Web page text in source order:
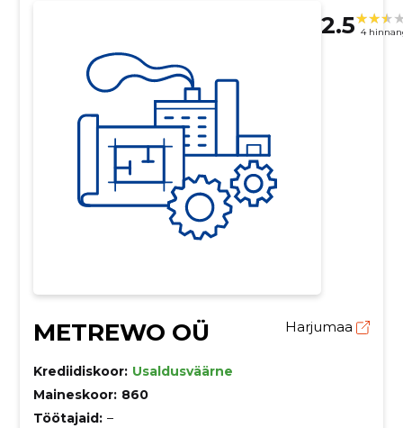
2.5 4
METREWO OÜ Harjumaa
Krediidiskoor: Usaldusväärne
Maineskoor: 860
Töötajaid: –